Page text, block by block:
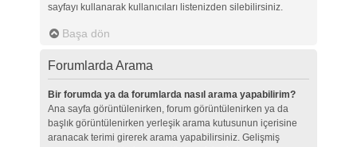
sayfayı kullanarak kullanıcıları listenizden silebilirsiniz.
Başa dön
Forumlarda Arama
Bir forumda ya da forumlarda nasıl arama yapabilirim?
Ana sayfa görüntülenirken, forum görüntülenirken ya da
başlık görüntülenirken yerleşik arama kutusunun içerisine
aranacak terimi girerek arama yapabilirsiniz. Gelişmiş